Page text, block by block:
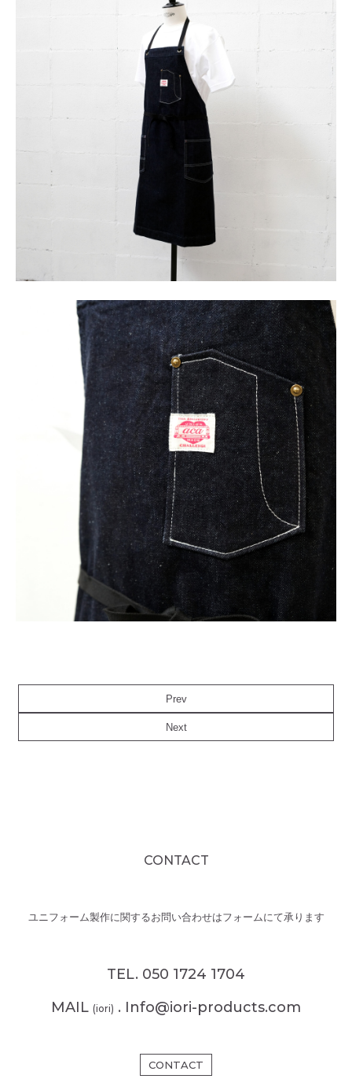
Prev
Next
CONTACT
ユニフォーム製作に関するお問い合わせはフォームにて承ります
TEL. 050 1724 1704
MAIL (iori) . Info@iori-products.com
CONTACT